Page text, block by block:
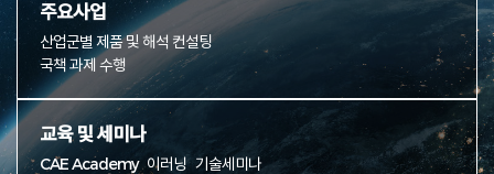
주요사업
산업군별 제품 및 해석 컨설팅
국책 과제 수행
교육 및 세미나
CAE Academy 이러닝 기술세미나